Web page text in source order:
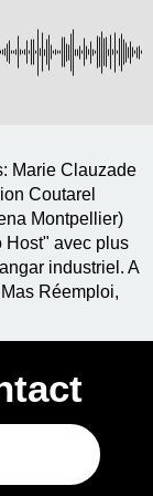
Marie Clauzade
Coutarel
Montpellier)
Host" avec plus
industriel. A
Réemploi,